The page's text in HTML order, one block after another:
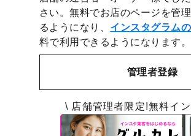
さい。無料でお店のページを管
るようになり、 インスタグラム
料で利用できるようになります。
管理者登録
\ 店舗管理者限定!無料イ